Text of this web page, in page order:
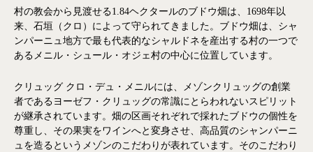
村の教会から見渡せる1.84ヘクタールのブドウ畑は、1698年以
来、石垣（クロ）によって守られてきました。ブドウ畑は、シャ
ンパーニュ地方で最も代表的なシャルドネを産出する村の一つで
あるメニル・シュール・オジェ村の中心に位置しています。
クリュッグ クロ・デュ・メニルには、メゾンクリュッグの創業
者であるヨーゼフ・クリュッグの常識にとらわれないスピリット
が継承されています。畑の区画それぞれで採れたブドウの個性を
尊重し、その果実をワインへと変身させ、高品質のシャンパーニ
ュを造るというメゾンのこだわりが表れています。そのこだわり